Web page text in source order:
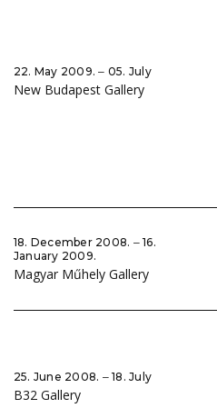
22. May 2009. ‒ 05. July
New Budapest Gallery
18. December 2008. ‒ 16.
January 2009.
Magyar Műhely Gallery
25. June 2008. ‒ 18. July
B32 Gallery